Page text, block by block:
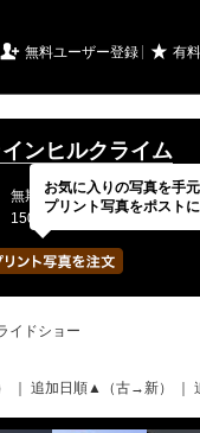
 無料ユーザー登録 ★ 有
ンヒルクライム
無期限 イベントの期間
150 / 150枚
イドショー
追加日順▲（古→新）
お気に入りの写真を手
プリント写真をポスト